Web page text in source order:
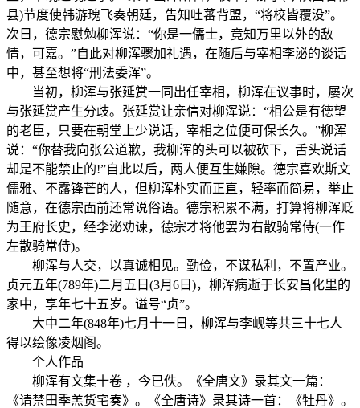
县)节度使韩游瑰飞奏朝廷，告知吐蕃背盟，“将校皆覆没”。
次日，德宗慰勉柳浑说：“你是一儒士，竟知万里以外的敌
情，可嘉。”自此对柳浑骤加礼遇，在随后与宰相李泌的谈话
中，甚至想将“刑法委浑”。
当初，柳浑与张延赏一同出任宰相，柳浑在议事时，屡次
与张延赏产生分歧。张延赏让亲信对柳浑说：“相公是有德望
的老臣，只要在朝堂上少说话，宰相之位便可保长久。”柳浑
说：“你替我向张公道歉，我柳浑的头可以被砍下，舌头说话
却是不能禁止的!”自此以后，两人便互生嫌隙。德宗喜欢斯文
儒雅、不露锋芒的人，但柳浑朴实而正直，轻率而简易，举止
随意，在德宗面前还常说俗语。德宗积累不满，打算将柳浑贬
为王府长史，经李泌劝谏，德宗才将他罢为右散骑常侍(一作
左散骑常侍)。
柳浑与人交，以真诚相见。勤俭，不谋私利，不置产业。
贞元五年(789年)二月五日(3月6日)，柳浑病逝于长安昌化里的
家中，享年七十五岁。谥号“贞”。
大中二年(848年)七月十一日，柳浑与李岘等共三十七人
得以绘像凌烟阁。
个人作品
柳浑有文集十卷 ，今已佚。《全唐文》录其文一篇：
《请禁田季羔货宅奏》。《全唐诗》录其诗一首：《牡丹》。